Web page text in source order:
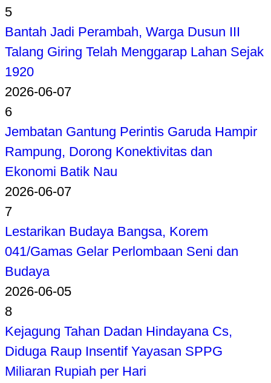
5
Bantah Jadi Perambah, Warga Dusun III
Talang Giring Telah Menggarap Lahan Sejak
1920
2026-06-07
6
Jembatan Gantung Perintis Garuda Hampir
Rampung, Dorong Konektivitas dan
Ekonomi Batik Nau
2026-06-07
7
Lestarikan Budaya Bangsa, Korem
041/Gamas Gelar Perlombaan Seni dan
Budaya
2026-06-05
8
Kejagung Tahan Dadan Hindayana Cs,
Diduga Raup Insentif Yayasan SPPG
Miliaran Rupiah per Hari